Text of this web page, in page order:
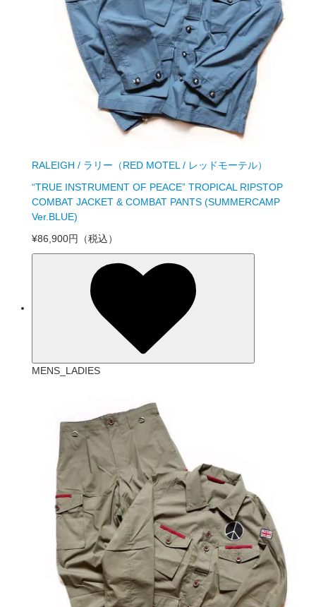
RALEIGH / ラリー（RED MOTEL / レッドモーテル）
“TRUE INSTRUMENT OF PEACE” TROPICAL RIPSTOP
COMBAT JACKET & COMBAT PANTS (SUMMERCAMP
Ver.BLUE)
¥86,900円
（税込）
MENS_LADIES